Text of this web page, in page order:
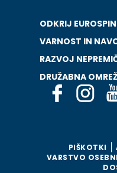
ODKRIJ EUROSPIN
VARNOST IN
RAZVOJ
DRUŽABNA
PIŠKOTKI
VARSTVO